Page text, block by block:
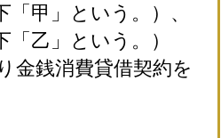
」という。）、
」という。）
金銭消費貸借契約を